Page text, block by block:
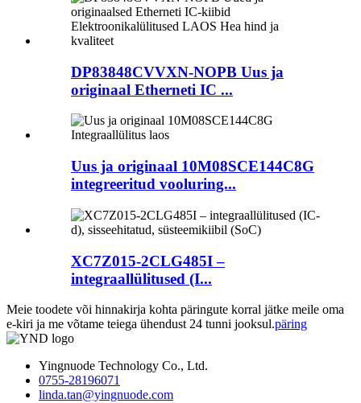
DP83848CVVXN-NOPB Uus ja
originaal Etherneti IC ...
Uus ja originaal 10M08SCE144C8G
integreeritud vooluring...
XC7Z015-2CLG485I –
integraallülitused (I...
Meie toodete või hinnakirja kohta päringute korral jätke meile oma
e-kiri ja me võtame teiega ühendust 24 tunni jooksul.päring
Yingnuode Technology Co., Ltd.
0755-28196071
linda.tan@yingnuode.com